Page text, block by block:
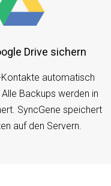
Drive sichern
automatisch
Backups werden in
SyncGene speichert
auf den Servern.